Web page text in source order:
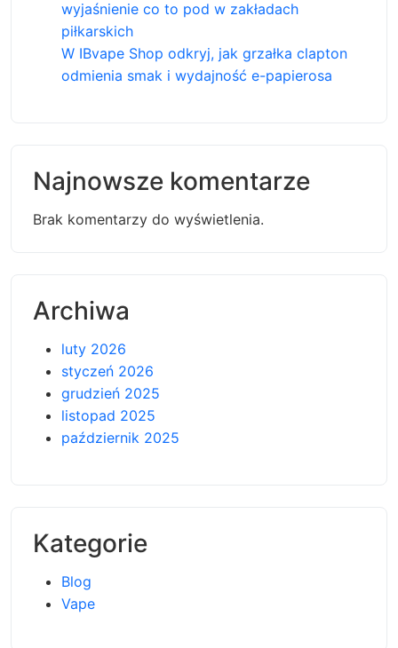
wyjaśnienie co to pod w zakładach
piłkarskich
W IBvape Shop odkryj, jak grzałka clapton
odmienia smak i wydajność e-papierosa
Najnowsze komentarze
Brak komentarzy do wyświetlenia.
Archiwa
luty 2026
styczeń 2026
grudzień 2025
listopad 2025
październik 2025
Kategorie
Blog
Vape